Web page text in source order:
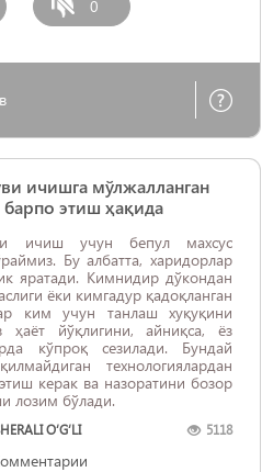
0
ичишга мўлжалланган
этиш ҳақида
ичиш учун бепул махсус
Бу албатта, харидорлар
яратади. Кимнидир дўкондан
ёки кимгадур қадоқланган
ким учун танлаш хуқуқини
ҳаёт йўқлигини, айниқса, ёз
кўпроқ сезилади. Бундай
технологиялардан
керак ва назоратини бозор
лозим бўлади.
O‘G‘LI 5118